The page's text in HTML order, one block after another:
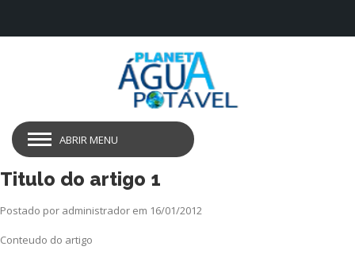
ABRIR MENU
Titulo do artigo 1
Postado por administrador em 16/01/2012
Conteudo do artigo